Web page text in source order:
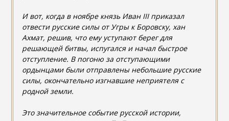
И вот, когда в ноябре князь Иван III приказал
отвести русские силы от Угры к Боровску, хан
Ахмат, решив, что ему уступают берег для
решающей битвы, испугался и начал быстрое
отступление. В погоню за отступающими
ордынцами были отправлены небольшие русские
силы, окончательно изгнавшие неприятеля с
родной земли.
Это значительное событие русской истории,